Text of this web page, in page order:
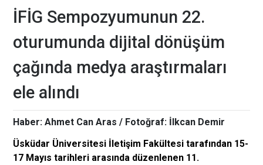
İFİG Sempozyumunun 22.
oturumunda dijital dönüşüm
çağında medya araştırmaları
ele alındı
Haber: Ahmet Can Aras / Fotoğraf: İlkcan Demir
Üsküdar Üniversitesi İletişim Fakültesi tarafından 15-
17 Mayıs tarihleri arasında düzenlenen 11.